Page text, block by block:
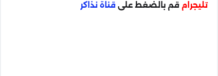
تليجرام قم بالضغط على قناة نذاكر